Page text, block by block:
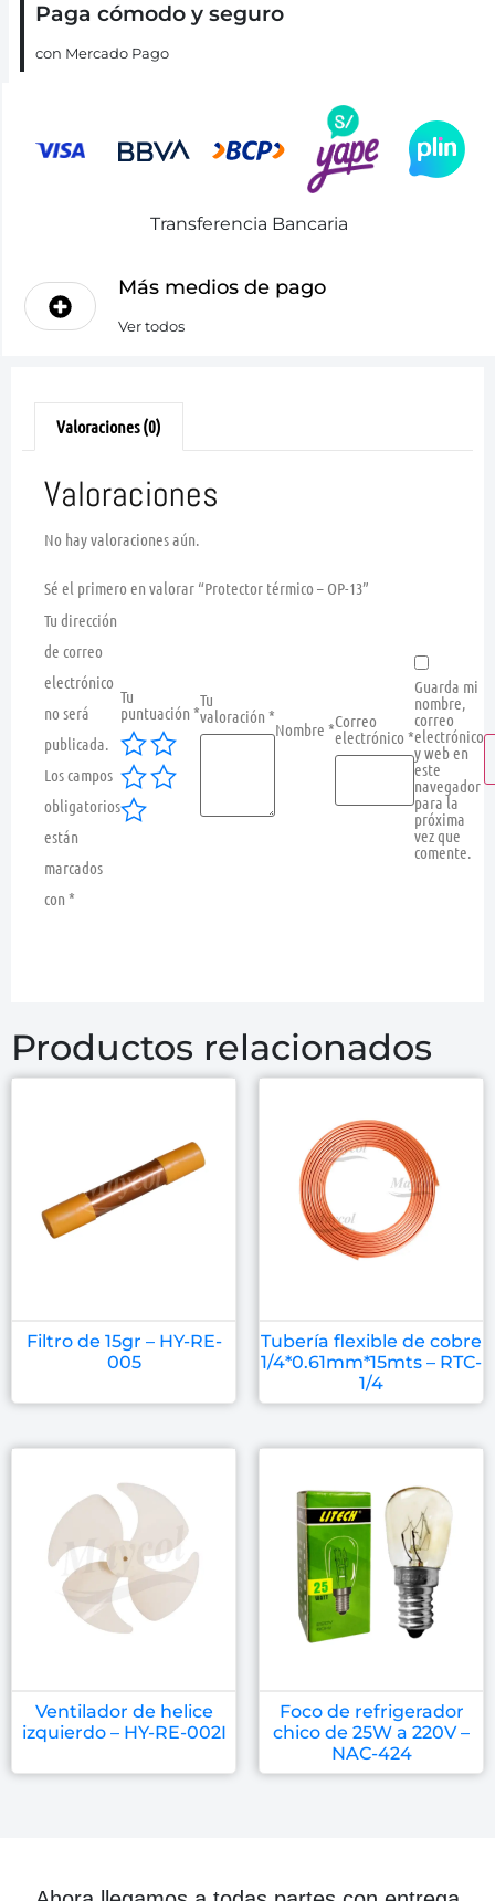
Paga cómodo y seguro
con Mercado Pago
Transferencia Bancaria
Más medios de pago
Ver todos
Valoraciones (0)
Valoraciones
No hay valoraciones aún.
Sé el primero en valorar “Protector térmico – OP-13”
Tu dirección
de correo
electrónico
no será
publicada.
Los campos
obligatorios
están
marcados
con *
Tu
puntuación *
Tu
valoración *
Nombre *Correo
electrónico *
Guarda mi
nombre,
correo
electrónico
y web en
este
navegador
para la
próxima
vez que
comente.
Productos relacionados
Filtro de 15gr – HY-RE-
005
Tubería flexible de cobre
1/4*0.61mm*15mts – RTC-
1/4
Ventilador de helice
izquierdo – HY-RE-002I
Foco de refrigerador
chico de 25W a 220V –
NAC-424